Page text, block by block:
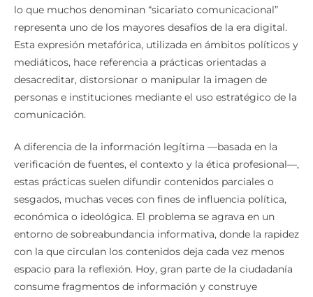
lo que muchos denominan “sicariato comunicacional”
representa uno de los mayores desafíos de la era digital.
Esta expresión metafórica, utilizada en ámbitos políticos y
mediáticos, hace referencia a prácticas orientadas a
desacreditar, distorsionar o manipular la imagen de
personas e instituciones mediante el uso estratégico de la
comunicación.
A diferencia de la información legítima —basada en la
verificación de fuentes, el contexto y la ética profesional—,
estas prácticas suelen difundir contenidos parciales o
sesgados, muchas veces con fines de influencia política,
económica o ideológica. El problema se agrava en un
entorno de sobreabundancia informativa, donde la rapidez
con la que circulan los contenidos deja cada vez menos
espacio para la reflexión. Hoy, gran parte de la ciudadanía
consume fragmentos de información y construye